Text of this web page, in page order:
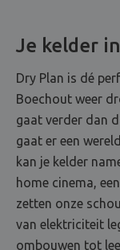
Je kelder
Dry Plan is dé
Boechout weer
gaat verder dan
gaat er een
kan je kelder
home cinema,
zetten onze
van elektriciteit
ombouwen tot